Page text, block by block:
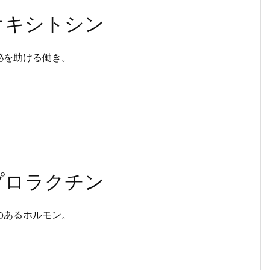
シトシン
助ける働き。
ラクチン
るホルモン。